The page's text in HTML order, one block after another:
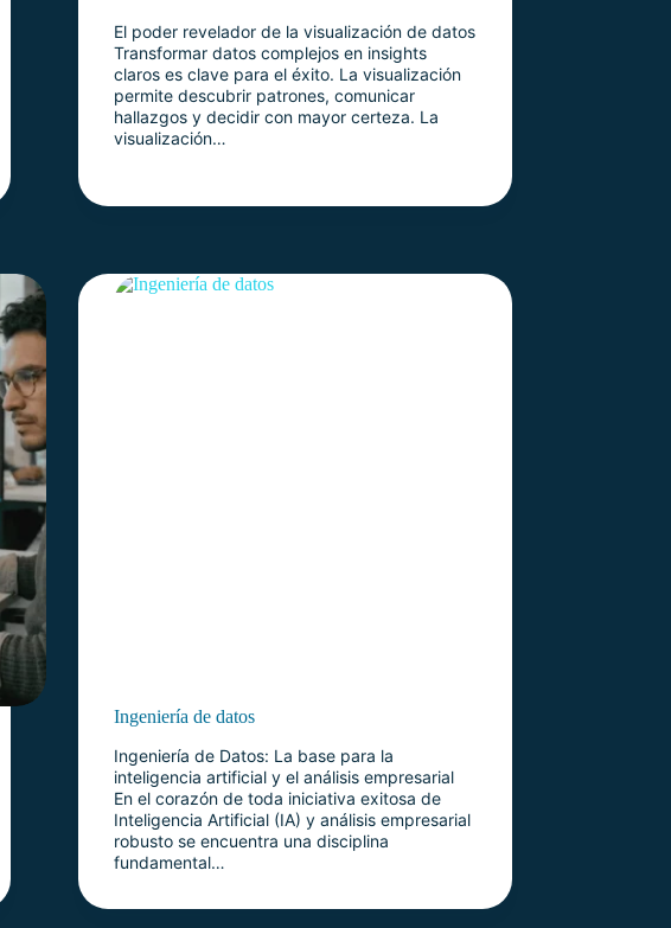
El poder revelador de la visualización de datos
Transformar datos complejos en insights
claros es clave para el éxito. La visualización
permite descubrir patrones, comunicar
hallazgos y decidir con mayor certeza. La
visualización…
Ingeniería de datos
Ingeniería de Datos: La base para la
inteligencia artificial y el análisis empresarial
En el corazón de toda iniciativa exitosa de
Inteligencia Artificial (IA) y análisis empresarial
robusto se encuentra una disciplina
fundamental…